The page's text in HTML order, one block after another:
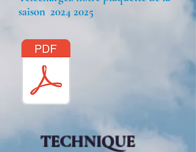
saison 2024 2025
TECHNIQUE